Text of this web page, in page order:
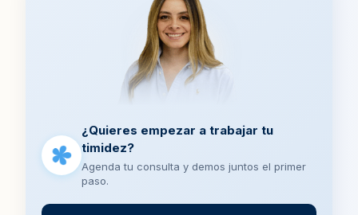
¿Quieres empezar a trabajar tu
timidez?
Agenda tu consulta y demos juntos el primer
paso.